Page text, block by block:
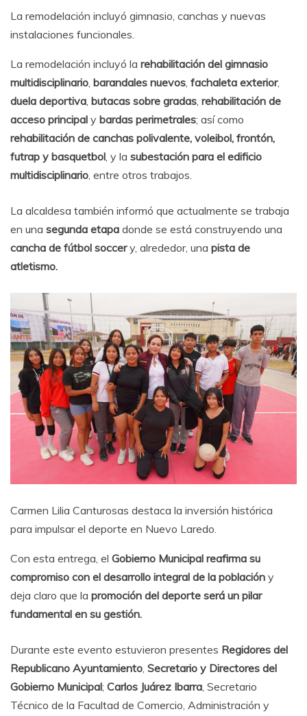
La remodelación incluyó gimnasio, canchas y nuevas
instalaciones funcionales.
La remodelación incluyó la rehabilitación del gimnasio
multidisciplinario barandales nuevos fachaleta exterior,
duela deportiva butacas sobre gradas rehabilitación de
acceso principal y bardas perimetrales; así como
rehabilitación de canchas polivalente, voleibol, frontón,
futrap y basquetbol , y la subestación para el edificio
multidisciplinario , entre otros trabajos.
La alcaldesa también informó que actualmente se trabaja
en una segunda etapa donde se está construyendo una
cancha de fútbol soccery, alrededor, una pista de
atletismo.
Carmen Lilia Canturosas destaca la inversión histórica
para impulsar el deporte en Nuevo Laredo.
Con esta entrega, el Gobierno Municipal reafirma su
compromiso con el desarrollo integral de la población y
deja claro que la promoción del deporte será un pilar
fundamental en su gestión.
Durante este evento estuvieron presentes Regidores del
Republicano Ayuntamiento, Secretario y Directores del
Gobierno Municipal; Carlos Juárez Ibarra, Secretario
Técnico de la Facultad de Comercio, Administración y